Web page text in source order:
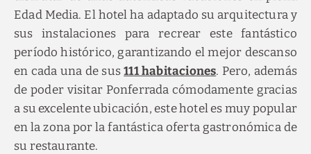
Edad Media. El hotel ha adaptado su arquitectura y
sus instalaciones para recrear este fantástico
período histórico, garantizando el mejor descanso
en cada una de sus111 habitaciones. Pero, además
de poder visitar Ponferrada cómodamente gracias
a su excelente ubicación, este hotel es muy popular
en la zona por la fantástica oferta gastronómica de
su restaurante.